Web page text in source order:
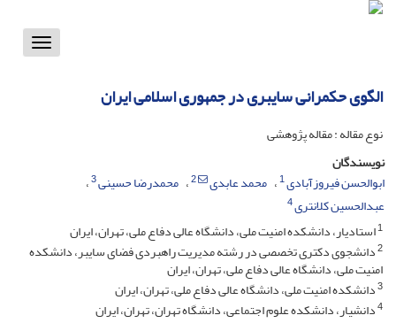
Toggle
الگوی حکمرانی سایبری در جمهوری اسلامی ایران
نوع مقاله : مقاله پژوهشی
نویسندگان
ابوالحسن فیروزآبادی1 محمد عابدی 2 محمدرضا حسینی3
عبدالحسین کلانتری4
1استادیار، دانشکده امنیت ملی، دانشگاه عالی دفاع ملی، تهران، ایران
2دانشجوی دکتری تخصصی در رشته مدیریت راهبردی فضای سایبر، دانشکده
امنیت ملی، دانشگاه عالی دفاع ملی، تهران، ایران
3دانشکده امنیت ملی، دانشگاه عالی دفاع ملی، تهران، ایران
4دانشیار، دانشکده علوم اجتماعی، دانشگاه تهران، تهران، ایران